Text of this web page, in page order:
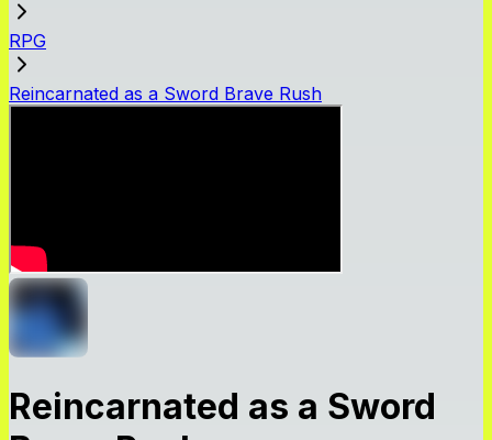
RPG
Reincarnated as a Sword Brave Rush
Reincarnated as a Sword